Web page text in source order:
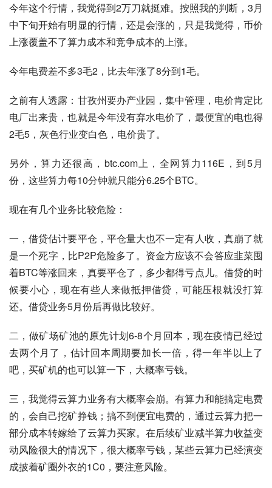
今年这个行情，我觉得到2万刀就挺难。按照我的判断，3月
中下旬开始有明显的行情，还是会涨的，只是我觉得，币价
上涨覆盖不了算力成本和竞争成本的上涨。
今年电费差不多3毛2，比去年涨了8分到1毛。
之前有人透露：甘孜州要办产业园，集中管理，电价肯定比
电厂出来贵，也就是今年没有弃水电价了，最便宜的电也得
2毛5，灰色行业变白色，电价贵了。
另外，算力还很高，btc.com上，全网算力116E，到5月
份，这些算力每10分钟就只能分6.25个BTC。
现在有几个业务比较危险：
一，借贷估计要平仓，平仓量大也不一定有人收，真崩了就
是一个死字，比P2P危险多了。资金方应该不会答应韭菜囤
着BTC等涨回来，真要平仓了，多少都得亏点儿。借贷的时
候要小心，现在有些人来做抵押借贷，可能压根就没打算
还。借贷业务5月份后再做比较好。
二，做矿场矿池的原先计划6-8个月回本，现在疫情已经过
去两个月了，估计回本周期要加长一倍，得一年半以上了
吧，买矿机的也可以算一下，大概率亏钱。
三，我觉得云算力业务有大概率会崩。有算力和能搞定电费
的，会自己挖矿挣钱；搞不到便宜电费的，通过云算力把一
部分成本转嫁给了云算力买家。在后续矿业减半算力收益变
动风险很大的情况下，很大概率亏钱，某些云算力已经演变
成披着矿圈外衣的1C0，要注意风险。